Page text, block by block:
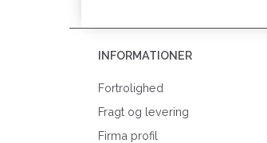
INFORMATIONER
Fortrolighed
Fragt og levering
Firma profil